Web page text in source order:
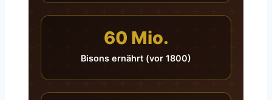
60 Mio.
Bisons ernährt (vor 1800)